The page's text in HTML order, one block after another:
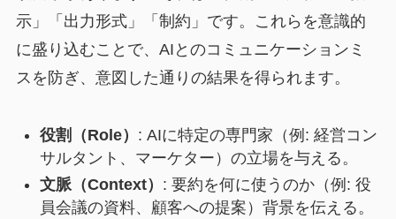
示」「出力形式」「制約」です。これらを意識的
に盛り込むことで、AIとのコミュニケーションミ
スを防ぎ、意図した通りの結果を得られます。
役割（Role） : AIに特定の専門家（例: 経営コン
サルタント、マーケター）の立場を与える。
文脈（Context） : 要約を何に使うのか（例: 役
員会議の資料、顧客への提案）背景を伝える。